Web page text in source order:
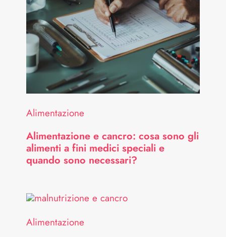
Alimentazione
Alimentazione e cancro: cosa sono gli
alimenti a fini medici speciali e
quando sono necessari?
Alimentazione